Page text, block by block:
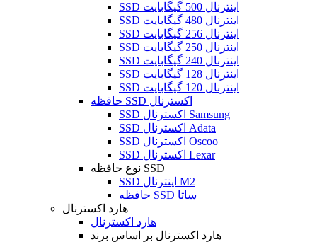
SSD اینترنال 500 گیگابایت
SSD اینترنال 480 گیگابایت
SSD اینترنال 256 گیگابایت
SSD اینترنال 250 گیگابایت
SSD اینترنال 240 گیگابایت
SSD اینترنال 128 گیگابایت
SSD اینترنال 120 گیگابایت
حافظه SSD اکسترنال
SSD اکسترنال Samsung
SSD اکسترنال Adata
SSD اکسترنال Oscoo
SSD اکسترنال Lexar
نوع حافظه SSD
SSD اینترنال M2
حافظه SSD ساتا
هارد اکسترنال
هارد اکسترنال
هارد اکسترنال بر اساس برند